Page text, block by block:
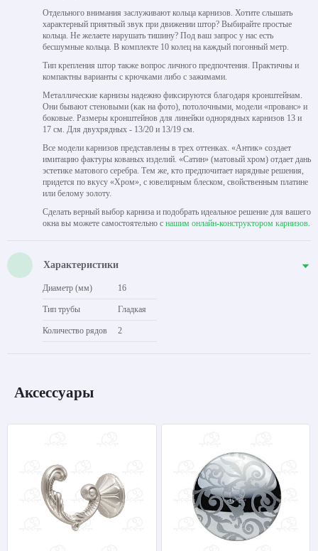
Отдельного внимания заслуживают кольца карнизов. Хотите слышать
характерный приятный звук при движении штор? Выбирайте простые
кольца. Не желаете нарушать тишину? Под ваш запрос у нас есть
бесшумные кольца. В комплекте 10 колец на каждый погонный метр.
Тип крепления штор также вопрос личного предпочтения. Практичны и
компактны варианты с крючками либо с зажимами.
Металлические карнизы надежно фиксируются благодаря кронштейнам.
Они бывают стеновыми (как на фото), потолочными, модели «прованс» и
боковые. Размеры кронштейнов для линейки однорядных карнизов 13 и
17 см. Для двухрядных - 13/20 и 13/19 см.
Все модели карнизов представлены в трех оттенках. «Антик» создает
имитацию фактуры кованых изделий. «Сатин» (матовый хром) отдает дань
эстетике матового серебра. Тем же, кто предпочитает нарядные решения,
придется по вкусу «Хром», с ювелирным блеском, свойственным платине
или белому золоту.
Сделать верный выбор карниза и подобрать идеальное решение для вашего
окна вы можете самостоятельно с нашим онлайн-конструктором карнизов.
Характеристики
Диаметр (мм) 16
Тип трубы Гладкая
Количество рядов 2
Аксессуары